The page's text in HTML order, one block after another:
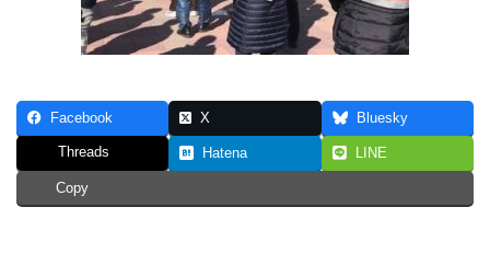
Facebook X Bluesky
Threads Hatena LINE
Copy